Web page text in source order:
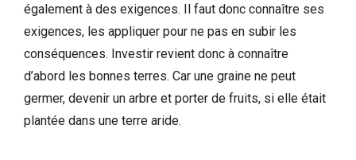
également à des exigences. Il faut donc connaître ses
exigences, les appliquer pour ne pas en subir les
conséquences. Investir revient donc à connaître
d’abord les bonnes terres. Car une graine ne peut
germer, devenir un arbre et porter de fruits, si elle était
plantée dans une terre aride.